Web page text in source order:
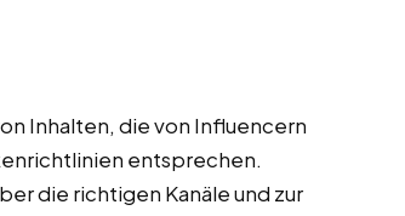
Inhalten, die von Influencern
entsprechen.
die richtigen Kanäle und zur